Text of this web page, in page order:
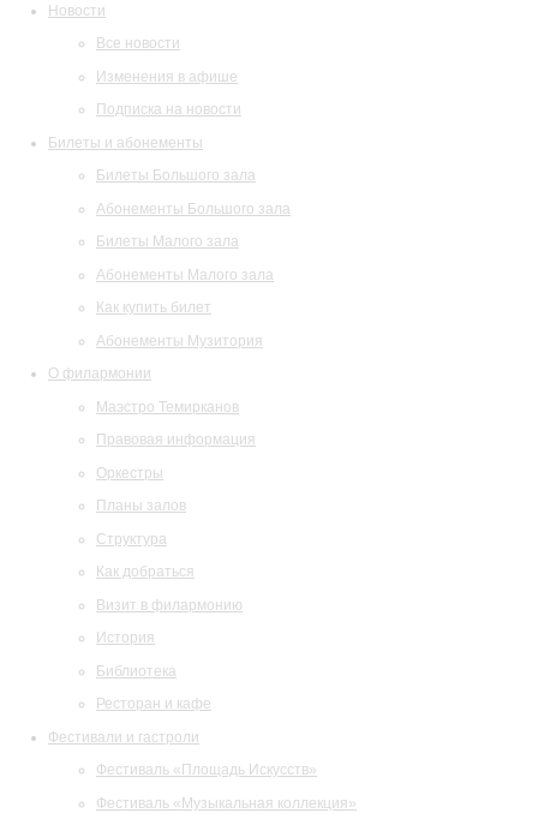
Новости
Все новости
Изменения в афише
Подписка на новости
Билеты и абонементы
Билеты Большого зала
Абонементы Большого зала
Билеты Малого зала
Абонементы Малого зала
Как купить билет
Абонементы Музитория
О филармонии
Маэстро Темирканов
Правовая информация
Оркестры
Планы залов
Структура
Как добраться
Визит в филармонию
История
Библиотека
Ресторан и кафе
Фестивали и гастроли
Фестиваль «Площадь Искусств»
Фестиваль «Музыкальная коллекция»